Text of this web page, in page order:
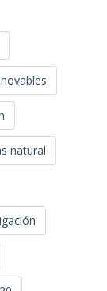
natural